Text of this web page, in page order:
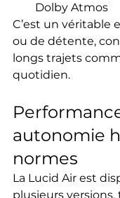
Dolby Atmos
C’est un véritable
ou de détente,
longs trajets
quotidien.
autonomie
normes
La Lucid Air est
plusieurs versions,